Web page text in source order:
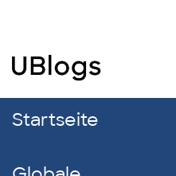
Startseite